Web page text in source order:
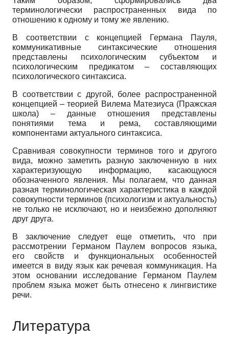
терминологически распространенных вида по
отношению к одному и тому же явлению.
В соответствии с концепцией Германа Пауля,
коммуникативные синтаксические отношения
представлены психологическим субъектом и
психологическим предикатом – составляющих
психологического синтаксиса.
В соответствии с другой, более распространенной
концепцией – теорией Вилема Матезиуса (Пражская
школа) – данные отношения представлены
понятиями тема и рема, составляющими
компонентами актуального синтаксиса.
Сравнивая совокупности терминов того и другого
вида, можно заметить разную заключенную в них
характеризующую информацию, касающуюся
обозначенного явления. Мы полагаем, что данная
разная терминологическая характеристика в каждой
совокупности терминов (психологизм и актуальность)
не только не исключают, но и неизбежно дополняют
друг друга.
В заключение следует еще отметить, что при
рассмотрении Германом Паулем вопросов языка,
его свойств и функциональных особенностей
имеется в виду язык как речевая коммуникация. На
этом основании исследование Германом Паулем
проблем языка может быть отнесено к лингвистике
речи.
Литература